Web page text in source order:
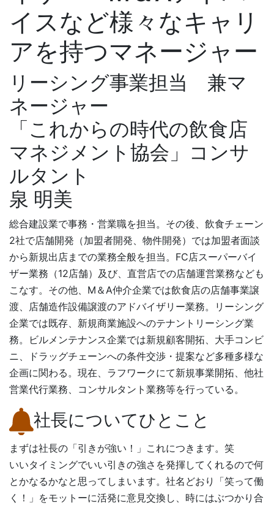
イスなど様々なキャリ
アを持つマネージャー
リーシング事業担当 兼マ
ネージャー
「これからの時代の飲食店
マネジメント協会」コンサ
ルタント
泉 明美
総合建設業で事務・営業職を担当。その後、飲食チェーン
2社で店舗開発（加盟者開発、物件開発）では加盟者面談
から新規出店までの業務全般を担当。FC店スーパーバイ
ザー業務（12店舗）及び、直営店での店舗運営業務なども
こなす。その他、M＆A仲介企業では飲食店の店舗事業譲
渡、店舗造作設備譲渡のアドバイザリー業務。リーシング
企業では既存、新規商業施設へのテナントリーシング業
務。ビルメンテナンス企業では新規顧客開拓、大手コンビ
ニ、ドラッグチェーンへの条件交渉・提案など多種多様な
企画に関わる。現在、ラフワークにて新規事業開拓、他社
営業代行業務、コンサルタント業務等を行っている。
社長についてひとこと
まずは社長の「引きが強い！」これにつきます。笑
いいタイミングでいい引きの強さを発揮してくれるので何
とかなるかなと思ってしまいます。社名どおり「笑って働
く！」をモットーに活発に意見交換し、時にはぶつかり合